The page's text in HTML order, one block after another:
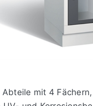
mit 4